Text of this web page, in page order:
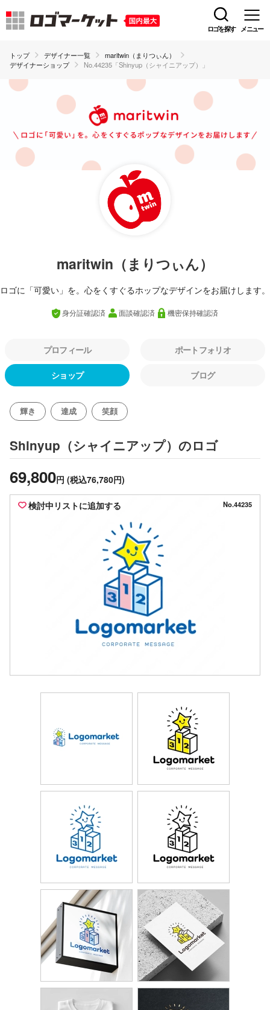
ロゴを探す メニュー
トップ デザイナー一覧
maritwin（まりつぃん）
デザイナーショップ
No.44235「Shinyup（シャイニアップ）」
maritwin（まりつぃん）
ロゴに「可愛い」を。心をくすぐるホップなデザインをお届けします。
身分証確認済 面談確認済 機密保持確認済
プロフィール ポートフォリオ
ショップ ブログ
輝き 達成 笑顔
Shinyup（シャイニアップ） のロゴ
69,800円 (税込76,780円)
検討中リストに追加する No.44235